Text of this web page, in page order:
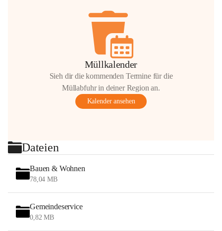
Müllkalender
Sieh dir die kommenden Termine für die
Müllabfuhr in deiner Region an.
Kalender ansehen
Dateien
Bauen & Wohnen
78,04 MB
Gemeindeservice
0,82 MB